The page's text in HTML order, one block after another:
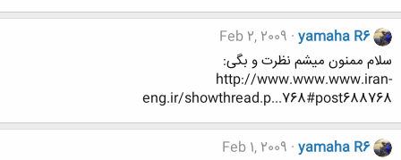
yamaha R6
Feb 2, 2009
سلام ممنون میشم نظرت و بگی:
http://www.www.www.iran-
eng.ir/showthread.p...768#post688768
yamaha R6
Feb 1, 2009